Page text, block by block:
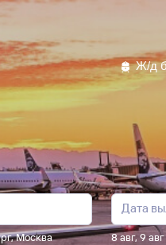
Ж/д
,Москва 8 авг, 9 авг